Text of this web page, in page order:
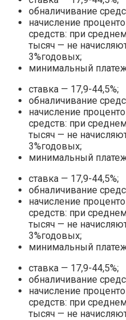
обналичивание
начисление
средств: при
тысяч — не
3%годовых;
минимальный
ставка — 17,9-44,5%;
обналичивание
начисление
средств: при
тысяч — не
3%годовых;
минимальный
ставка — 17,9-44,5%;
обналичивание
начисление
средств: при
тысяч — не
3%годовых;
минимальный
ставка — 17,9-44,5%;
обналичивание
начисление
средств: при
тысяч — не